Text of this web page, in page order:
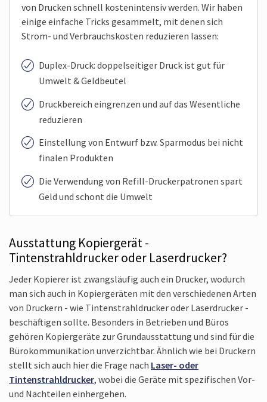
von Drucken schnell kostenintensiv werden. Wir haben
einige einfache Tricks gesammelt, mit denen sich
Strom- und Verbrauchskosten reduzieren lassen:
Duplex-Druck: doppelseitiger Druck ist gut für
Umwelt & Geldbeutel
Druckbereich eingrenzen und auf das Wesentliche
reduzieren
Einstellung von Entwurf bzw. Sparmodus bei nicht
finalen Produkten
Die Verwendung von Refill-Druckerpatronen spart
Geld und schont die Umwelt
Ausstattung Kopiergerät -
Tintenstrahldrucker oder Laser­drucker?
Jeder Kopierer ist zwangsläufig auch ein Drucker, wodurch
man sich auch in Kopiergeräten mit den verschiedenen Arten
von Druckern - wie Tintenstrahldrucker oder Laserdrucker -
beschäftigen sollte. Besonders in Betrieben und Büros
gehören Kopiergeräte zur Grundausstattung und sind für die
Bürokommunikation unverzichtbar. Ähnlich wie bei Druckern
stellt sich auch hier die Frage nach Laser- oder
Tintenstrahldrucker, wobei die Geräte mit spezifischen Vor-
und Nachteilen einher­gehen.